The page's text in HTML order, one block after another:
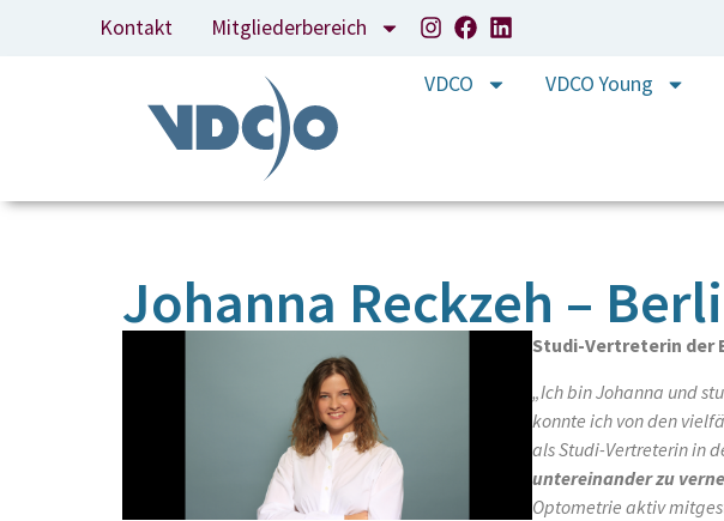
Kontakt Mitgliederbereich
VDCO VDCO Young
Johanna Reckzeh –
Studi-Vertreterin der
„Ich bin Johanna und
konnte ich von den
als Studi-Vertreterin in
untereinander zu
Optometrie aktiv